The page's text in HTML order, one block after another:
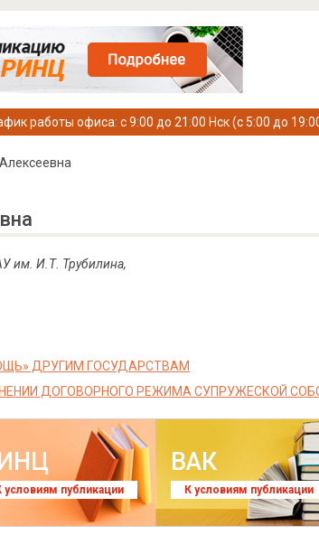
работы офиса: с 9:00 до 21:00 Нск (с 5:00 до
им. И.Т. Трубилина,
ДРУГИМ ГОСУДАРСТВАМ
ДОГОВОРНОГО РЕЖИМА СУПРУЖЕСКОЙ
условиям публикации
ВАК
К условиям публикации